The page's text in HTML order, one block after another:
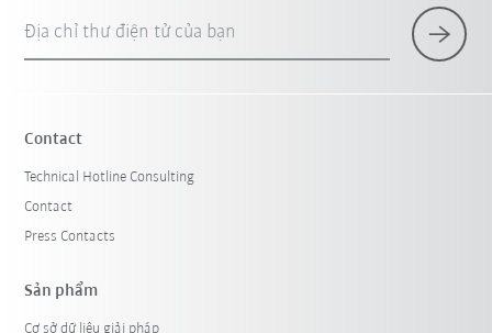
Địa chỉ thư điện tử của bạn
Contact
Technical Hotline Consulting
Contact
Press Contacts
Sản phẩm
Cơ sở dữ liệu giải pháp